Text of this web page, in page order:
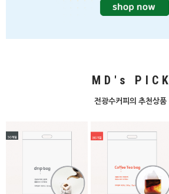
MD's PICK
전광수커피의 추천상품